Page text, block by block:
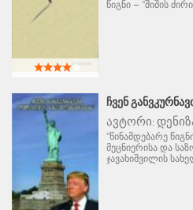
წიგნი – "შიშის
ᲩᲕᲔᲜ
ავტორი:
"წინამდებარე
მეცნიერისა და
ჯავახიშვილის